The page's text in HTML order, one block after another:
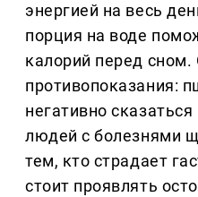
энергией на весь
порция на воде
калорий перед
противопоказания:
негативно
людей с болезнями
тем, кто страдает
стоит проявлять